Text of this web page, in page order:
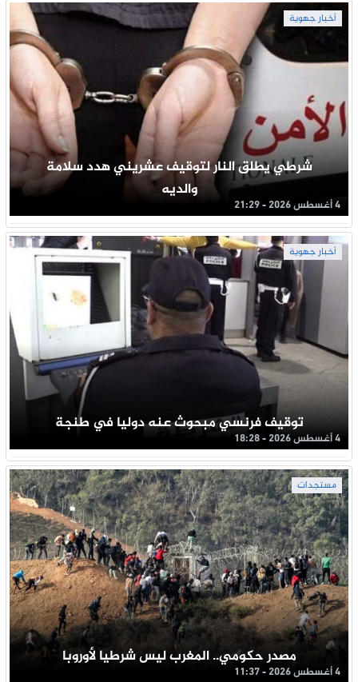
أخبار جهوية
شرطي يطلق النار لتوقيف عشريني هدد سلامة
والديه
4 أغسطس 2026 - 21:29
أخبار جهوية
توقيف فرنسي مبحوث عنه دوليا في طنجة
4 أغسطس 2026 - 18:28
مستجدات
مصدر حكومي.. المغرب ليس شرطيا لأوروبا
4 أغسطس 2026 - 11:37